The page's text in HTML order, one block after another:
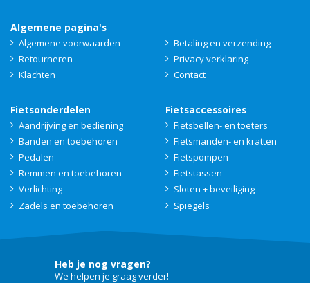
Algemene pagina's
Algemene voorwaarden
Betaling en verzending
Retourneren
Privacy verklaring
Klachten
Contact
Fietsonderdelen
Aandrijving en bediening
Banden en toebehoren
Pedalen
Remmen en toebehoren
Verlichting
Zadels en toebehoren
Fietsaccessoires
Fietsbellen- en toeters
Fietsmanden- en kratten
Fietspompen
Fietstassen
Sloten + beveiliging
Spiegels
Heb je nog vragen?
We helpen je graag verder!